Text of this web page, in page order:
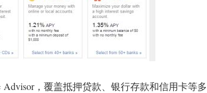
，覆盖抵押贷款、银行存款和信用卡等多